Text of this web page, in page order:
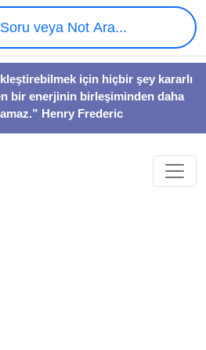
için hiçbir şey kararlı
bir enerjinin birleşiminden daha
Henry Frederic
veya Not Ara...